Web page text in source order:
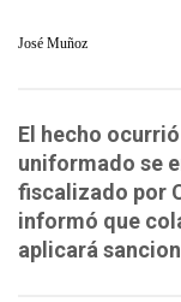
José Muñoz
El hecho
uniformado se
fiscalizado por
informó que
aplicará